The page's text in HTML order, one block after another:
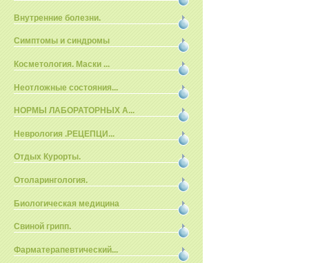
Внутренние болезни.
Симптомы и синдромы
Косметология. Маски ...
Неотложные состояния...
НОРМЫ ЛАБОРАТОРНЫХ А...
Неврология .РЕЦЕПЦИ...
Отдых Курорты.
Отоларингология.
Биологическая медицина
Свиной грипп.
Фарматерапевтический...